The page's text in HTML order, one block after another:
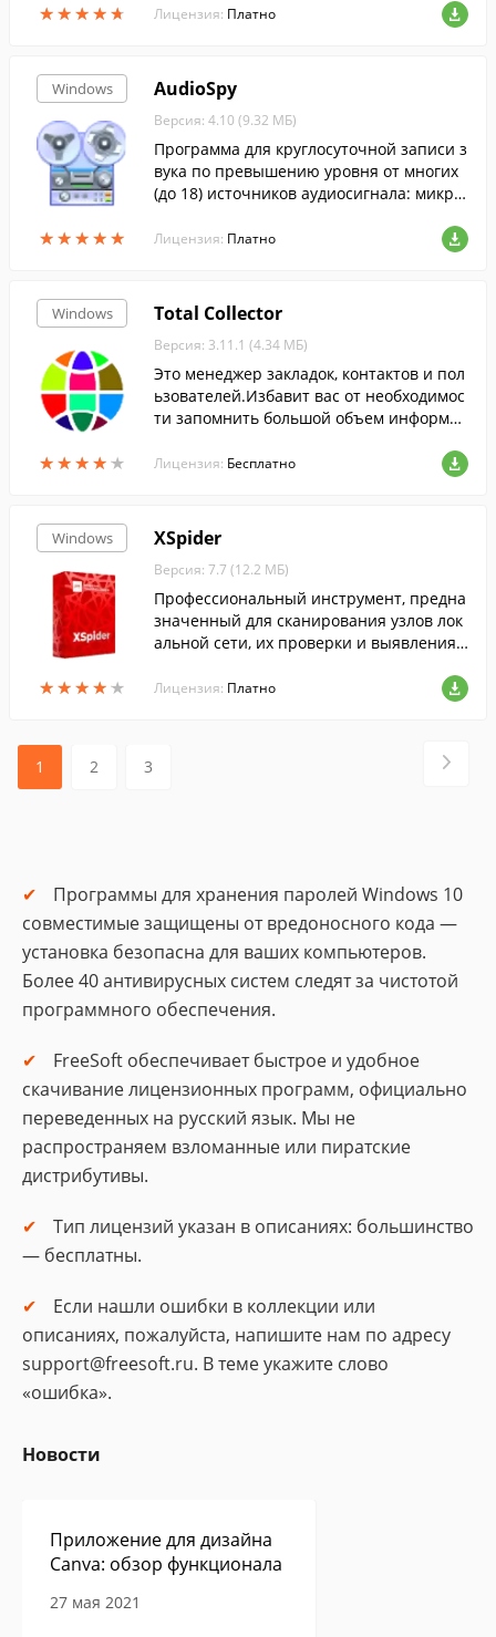
★★★★★
★★★★★ Лицензия: Платно
Windows
★★★★★
★★★★★
AudioSpy
Версия: 4.10 (9.32 МБ)
Программа для круглосуточной записи з
вука по превышению уровня от многих
(до 18) источников аудиосигнала: микро
ры), и пр.
Лицензия: Платно
Windows
★★★★★
★★★★★
Total Collector
Версия: 3.11.1 (4.34 МБ)
Это менеджер закладок, контактов и пол
ьзователей.Избавит вас от необходимос
ти запомнить большой объем информац
виде.
Лицензия: Бесплатно
Windows
★★★★★
★★★★★
XSpider
Версия: 7.7 (12.2 МБ)
Профессиональный инструмент, предна
значенный для сканирования узлов лок
альной сети, их проверки и выявления у
Лицензия: Платно
1 2 3
Программы для хранения паролей Windows 10
совместимые защищены от вредоносного кода —
установка безопасна для ваших компьютеров.
Более 40 антивирусных систем следят за чистотой
программного обеспечения.
FreeSoft обеспечивает быстрое и удобное
скачивание лицензионных программ, официально
переведенных на русский язык. Мы не
распространяем взломанные или пиратские
дистрибутивы.
Тип лицензий указан в описаниях: большинство
— бесплатны.
Если нашли ошибки в коллекции или
описаниях, пожалуйста, напишите нам по адресу
support@freesoft.ru. В теме укажите слово
«ошибка».
Новости
Приложение для дизайна
Canva: обзор функционала
27 мая 2021